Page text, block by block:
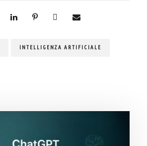
INTELLIGENZA ARTIFICIALE